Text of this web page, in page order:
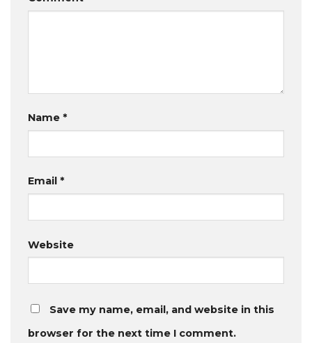
Name *
Email *
Website
Save my name, email, and website in this
browser for the next time I comment.